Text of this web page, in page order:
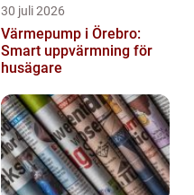
30 juli 2026
Värmepump i Örebro:
Smart uppvärmning för
husägare